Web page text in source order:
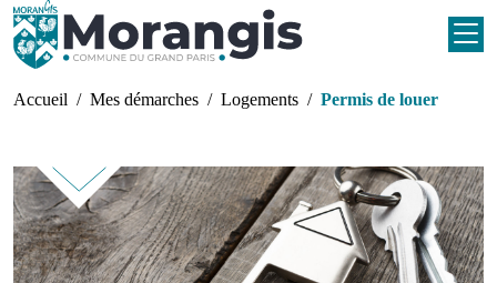
Aller au contenu principal
Fil d'Ariane
Accueil Mes démarches Logements Permis de louer